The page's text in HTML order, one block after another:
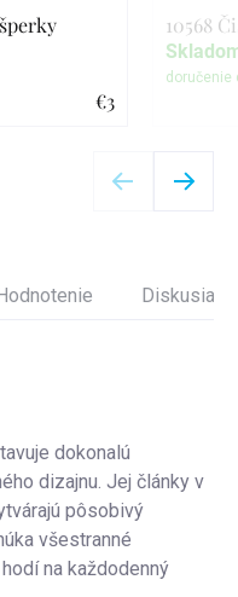
€3
10568
Hodnotenie Diskusia
dokonalú
dizajnu. Jej články v
pôsobivý
všestranné
na každodenný